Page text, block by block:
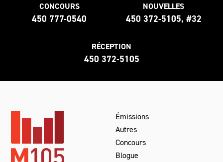
CONCOURS
450 777-0540
NOUVELLES
450 372-5105, #32
RÉCEPTION
450 372-5105
Émissions
Autres
Concours
Blogue